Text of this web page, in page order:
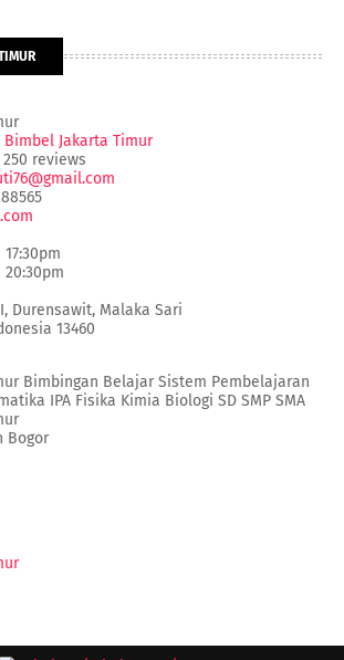
250 reviews
Durensawit, Malaka Sari
13460
Bimbingan Belajar Sistem Pembelajaran
IPA Fisika Kimia Biologi SD SMP SMA
Bogor